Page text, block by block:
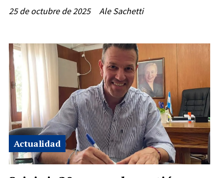
Ale Sachetti
25 de octubre de 2025
Actualidad